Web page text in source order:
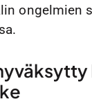
ongelmien